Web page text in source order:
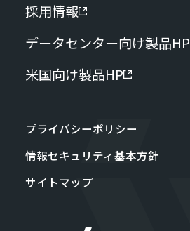
採用情報
データセンター向け製品HP
米国向け製品HP
プライバシーポリシー
情報セキュリティ基本方針
サイトマップ